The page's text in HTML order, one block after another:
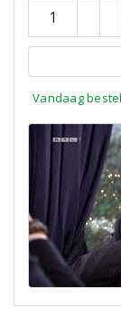
Vandaag